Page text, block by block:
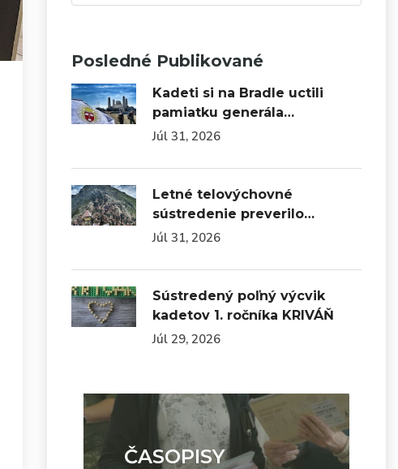
Posledné Publikované
Kadeti si na Bradle uctili
pamiatku generála…
Júl 31, 2026
Letné telovýchovné
sústredenie preverilo…
Júl 31, 2026
Sústredený poľný výcvik
kadetov 1. ročníka KRIVÁŇ
Júl 29, 2026
ČASOPISY